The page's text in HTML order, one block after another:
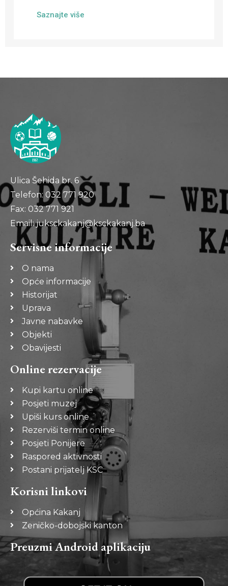
Saznajte više
Ulica Šehida br. 6
Telefon: 032 771 920
Fax: 032 771 921
Email: juksckakanj@ksckakanj.ba
Servisne informacije
O nama
Opće informacije
Historijat
Uprava
Javne nabavke
Objekti
Obavijesti
Online rezervacije
Kupi kartu online
Posjeti muzej
Upiši kurs online
Rezerviši termin online
Posjeti Ponijere
Raspored aktivnosti
Postani prijatelj KSC
Korisni linkovi
Općina Kakanj
Zeničko-dobojski kanton
Preuzmi Android aplikaciju